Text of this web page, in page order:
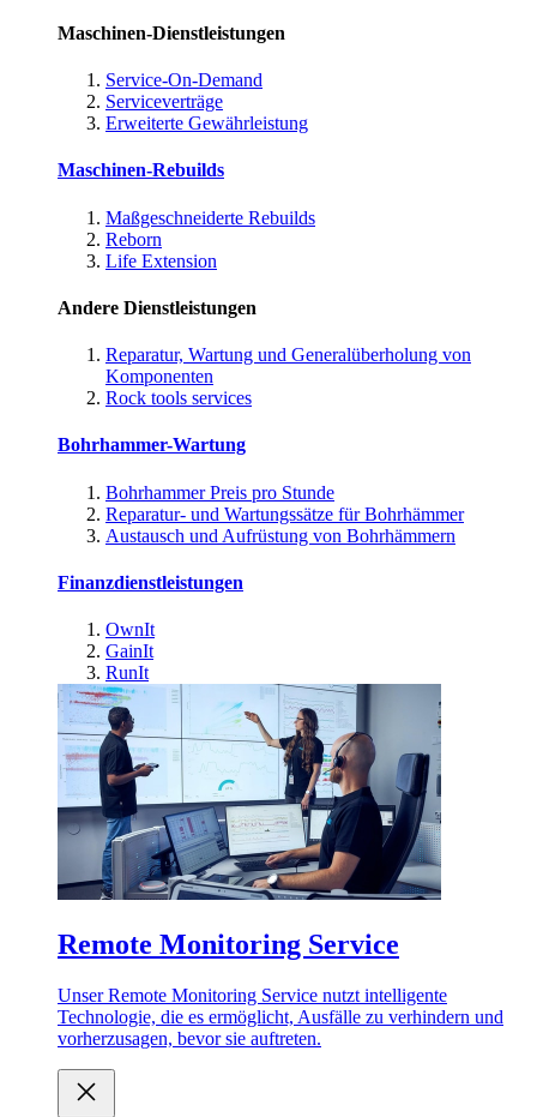
Maschinen-Dienstleistungen
Service-On-Demand
Serviceverträge
Erweiterte Gewährleistung
Maschinen-Rebuilds
Maßgeschneiderte Rebuilds
Reborn
Life Extension
Andere Dienstleistungen
Reparatur, Wartung und Generalüberholung von
Komponenten
Rock tools services
Bohrhammer-Wartung
Bohrhammer Preis pro Stunde
Reparatur- und Wartungssätze für Bohrhämmer
Austausch und Aufrüstung von Bohrhämmern
Finanzdienstleistungen
OwnIt
GainIt
RunIt
Remote Monitoring Service
Unser Remote Monitoring Service nutzt intelligente
Technologie, die es ermöglicht, Ausfälle zu verhindern und
vorherzusagen, bevor sie auftreten.